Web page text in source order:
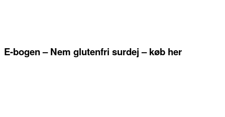
E-bogen – Nem glutenfri surdej – køb her